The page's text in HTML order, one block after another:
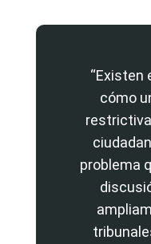
“Existen
cómo
problema